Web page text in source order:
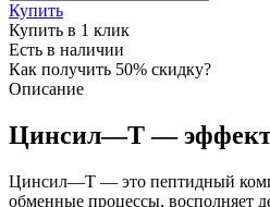
Купить
Купить в 1 клик
Есть в наличии
Как получить 50% скидку?
Описание
Цинсил—Т —
Цинсил—Т — это пептидный
обменные процессы, восполняет